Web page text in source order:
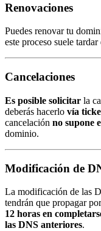
Renovaciones
Puedes renovar tu
este proceso suele
Cancelaciones
Es posible solicitar la
deberás hacerlo vía
cancelación no supone
dominio.
Modificación de
La modificación de las
tendrán que propagar
12 horas en
las DNS anteriores.